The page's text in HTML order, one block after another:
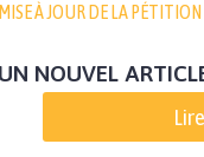
MISE À JOUR DE LA PÉTITION
UN NOUVEL
Lire